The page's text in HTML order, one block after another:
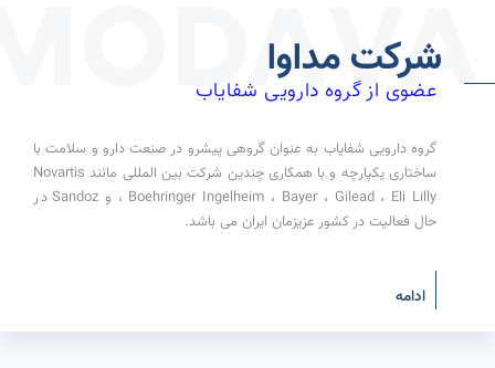
شرکت مداوا
عضوی از گروه دارویی شفایاب
گروه دارویی شفایاب به عنوان گروهی پیشرو در صنعت دارو و سلامت با
ساختاری یکپارچه و با همکاری چندین شرکت بین المللی مانند Novartis
، Boehringer Ingelheim ، Bayer ، Gilead ، Eli Lilly و Sandoz در
حال فعالیت در کشور عزیزمان ایران می باشد.
ادامه